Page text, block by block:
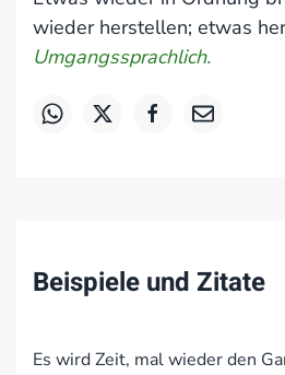
wieder herstellen; etwas
Umgangssprachlich.
Beispiele und Zitate
Es wird Zeit, mal wieder den